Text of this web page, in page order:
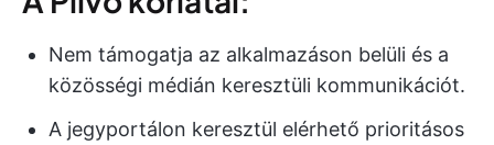
Nem támogatja az alkalmazáson belüli és a
közösségi médián keresztüli kommunikációt.
A jegyportálon keresztül elérhető prioritásos